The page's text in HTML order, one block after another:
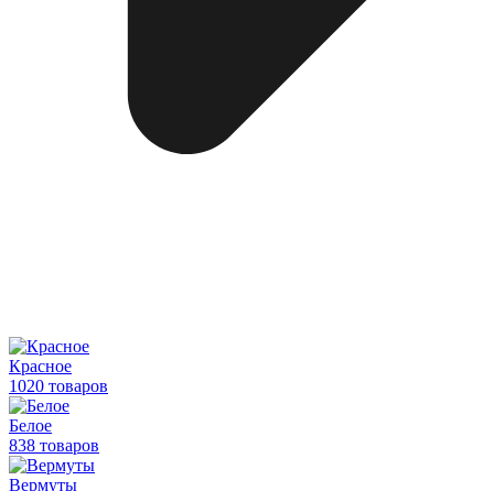
Красное
1020 товаров
Белое
838 товаров
Вермуты